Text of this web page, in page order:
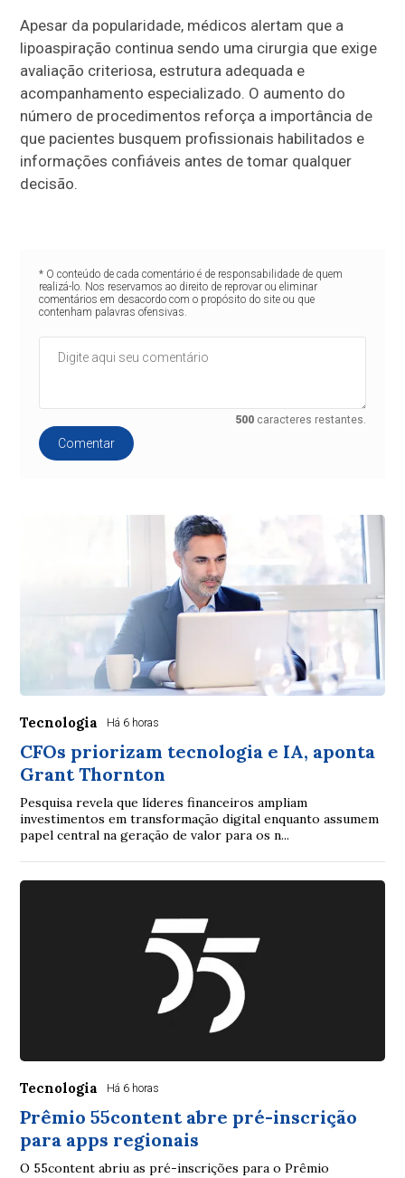
Apesar da popularidade, médicos alertam que a
lipoaspiração continua sendo uma cirurgia que exige
avaliação criteriosa, estrutura adequada e
acompanhamento especializado. O aumento do
número de procedimentos reforça a importância de
que pacientes busquem profissionais habilitados e
informações confiáveis antes de tomar qualquer
decisão.
* O conteúdo de cada comentário é de responsabilidade de quem
realizá-lo. Nos reservamos ao direito de reprovar ou eliminar
comentários em desacordo com o propósito do site ou que
contenham palavras ofensivas.
500 caracteres restantes.
Comentar
Tecnologia Há 6 horas
CFOs priorizam tecnologia e IA, aponta
Grant Thornton
Pesquisa revela que líderes financeiros ampliam
investimentos em transformação digital enquanto assumem
papel central na geração de valor para os n...
Tecnologia Há 6 horas
Prêmio 55content abre pré-inscrição
para apps regionais
O 55content abriu as pré-inscrições para o Prêmio